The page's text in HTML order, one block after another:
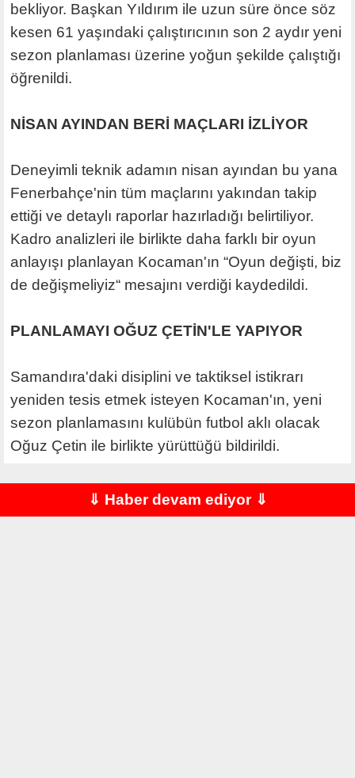
bekliyor. Başkan Yıldırım ile uzun süre önce söz
kesen 61 yaşındaki çalıştırıcının son 2 aydır yeni
sezon planlaması üzerine yoğun şekilde çalıştığı
öğrenildi.
NİSAN AYINDAN BERİ MAÇLARI İZLİYOR
Deneyimli teknik adamın nisan ayından bu yana
Fenerbahçe'nin tüm maçlarını yakından takip
ettiği ve detaylı raporlar hazırladığı belirtiliyor.
Kadro analizleri ile birlikte daha farklı bir oyun
anlayışı planlayan Kocaman'ın “Oyun değişti, biz
de değişmeliyiz“ mesajını verdiği kaydedildi.
PLANLAMAYI OĞUZ ÇETİN'LE YAPIYOR
Samandıra'daki disiplini ve taktiksel istikrarı
yeniden tesis etmek isteyen Kocaman'ın, yeni
sezon planlamasını kulübün futbol aklı olacak
Oğuz Çetin ile birlikte yürüttüğü bildirildi.
⇓ Haber devam ediyor ⇓